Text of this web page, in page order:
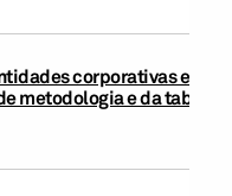
corporativas e de
metodologia e da tabela